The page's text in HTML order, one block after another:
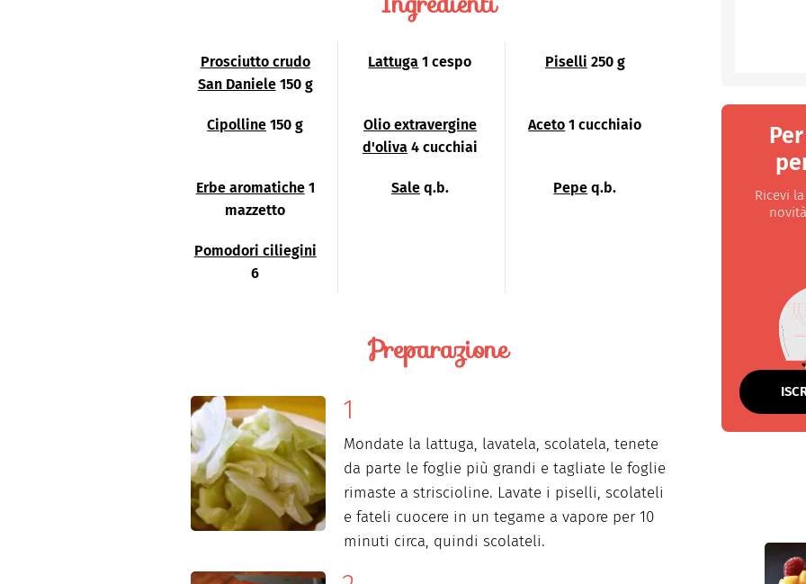
Prosciutto crudo
San Daniele 150 g
Lattuga 1 cespo Piselli 250 g
Cipolline 150 g
Olio extravergine
d'oliva 4 cucchiai
Aceto 1 cucchiaio
Erbe aromatiche 1
mazzetto
Sale q.b. Pepe q.b.
Pomodori ciliegini
6
Preparazione
Mondate la lattuga, lavatela, scolatela, tenete
da parte le foglie più grandi e tagliate le foglie
rimaste a striscioline. Lavate i piselli, scolateli
e fateli cuocere in un tegame a vapore per 10
minuti circa, quindi scolateli.
Ricevi